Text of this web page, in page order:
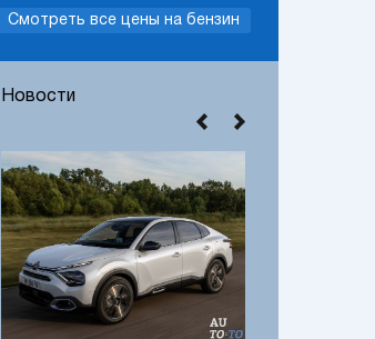
Смотреть все цены на бензин
Новости